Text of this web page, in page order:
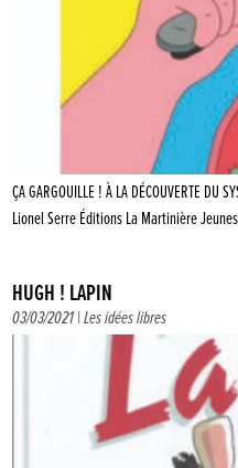
ÇA GARGOUILLE ! À LA DÉCOUVERTE
Lionel Serre Éditions La Martinière
HUGH ! LAPIN
03/03/2021 |Les idées libres